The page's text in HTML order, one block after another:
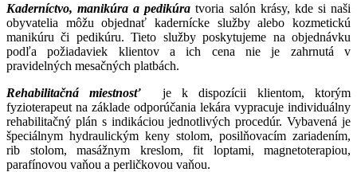
Kaderníctvo, manikúra a pedikúra tvoria salón krásy, kde si naši
obyvatelia môžu objednať kadernícke služby alebo kozmetickú
manikúru či pedikúru. Tieto služby poskytujeme na objednávku
podľa požiadaviek klientov a ich cena nie je zahrnutá v
pravidelných mesačných platbách.
Rehabilitačná miestnosť
je k dispozícii klientom, ktorým
fyzioterapeut na základe odporúčania lekára vypracuje individuálny
rehabilitačný plán s indikáciou jednotlivých procedúr. Vybavená je
špeciálnym hydraulickým keny stolom, posilňovacím zariadením,
rib stolom, masážnym kreslom, fit loptami, magnetoterapiou,
parafínovou vaňou a perličkovou vaňou.